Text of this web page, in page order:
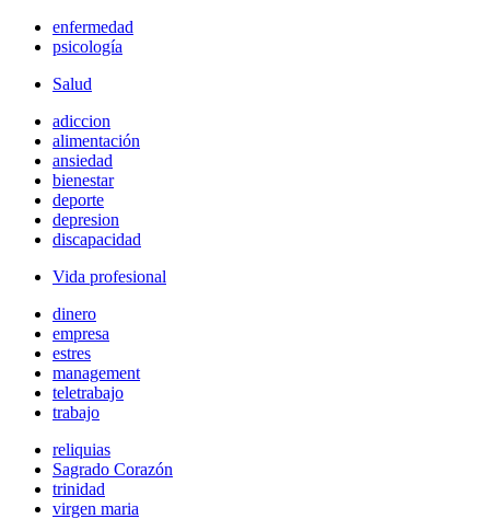
enfermedad
psicología
Salud
adiccion
alimentación
ansiedad
bienestar
deporte
depresion
discapacidad
Vida profesional
dinero
empresa
estres
management
teletrabajo
trabajo
reliquias
Sagrado Corazón
trinidad
virgen maria